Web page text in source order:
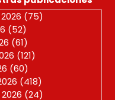
(75)
(52)
(61)
(121)
(60)
(418)
(24)